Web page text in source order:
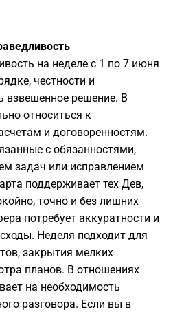
на неделе с 1 по 7 июня
честности и
взвешенное решение. В
относиться к
и договоренностям.
с обязанностями,
задач или исправлением
поддерживает тех Дев,
точно и без лишних
потребует аккуратности и
Неделя подходит для
закрытия мелких
планов. В отношениях
на необходимость
разговора. Если вы в